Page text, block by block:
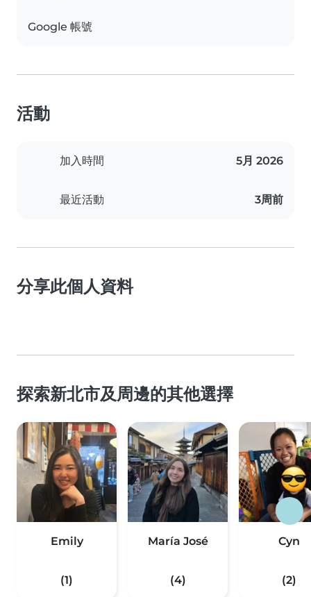
Google 帳號
活動
加入時間 5月 2026
最近活動 3周前
分享此個人資料
探索新北市及周邊的其他選擇
Emily
(1)
María José
(4)
Cyn
(2)